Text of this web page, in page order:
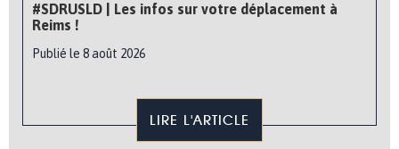
#SDRUSLD | Les infos sur votre déplacement à
Reims !
Publié le 8 août 2026
LIRE L'ARTICLE